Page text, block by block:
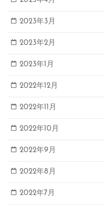
2023年3月
2023年2月
2023年1月
2022年12月
2022年11月
2022年10月
2022年9月
2022年8月
2022年7月